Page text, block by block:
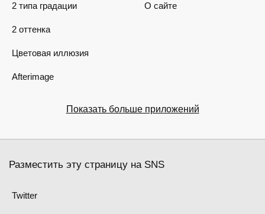
2 типа градации
2 оттенка
Цветовая иллюзия
Afterimage
О сайте
Показать больше приложений
Разместить эту страницу на SNS
Twitter